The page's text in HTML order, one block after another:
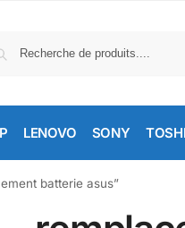
LENOVO SONY
batterie asus”